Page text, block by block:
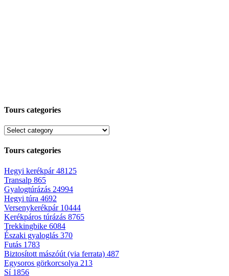
Tours categories
Tours categories
Hegyi kerékpár48125
Transalp 865
Gyalogtúrázás 24994
Hegyi túra 4692
Versenykerékpár 10444
Kerékpáros túrázás 8765
Trekkingbike 6084
Északi gyaloglás 370
Futás 1783
Biztosított mászóút (via ferrata) 487
Egysoros görkorcsolya 213
Sí 1856